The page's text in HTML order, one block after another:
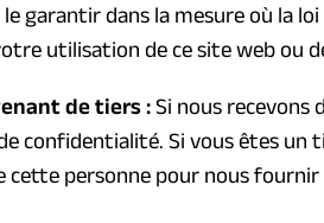
garantir dans la mesure où la
utilisation de ce site web ou
de tiers :Si nous recevons
confidentialité. Si vous êtes un
cette personne pour nous